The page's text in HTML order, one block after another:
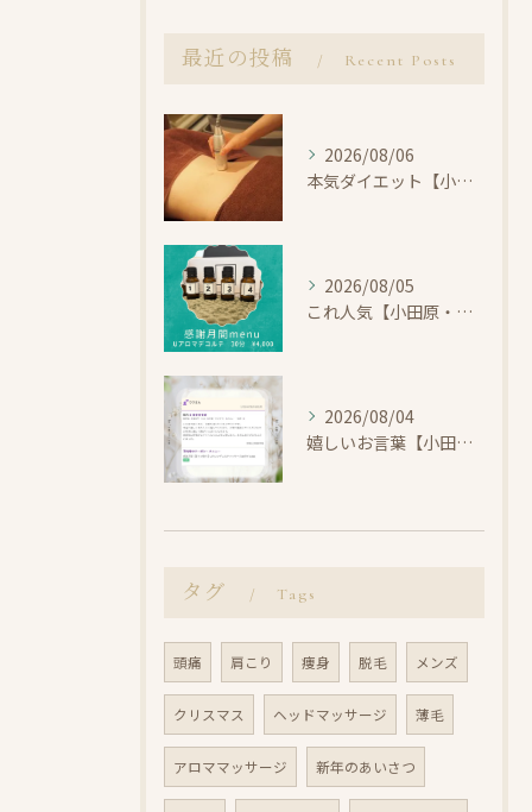
最近の投稿 Recent Posts
2026/08/06
本気ダイエット【小田原・エステ・痩身】
2026/08/05
これ人気【小田原・エステ・首コリ】
2026/08/04
嬉しいお言葉【小田原・エステ・Uアロマ】
タグ Tags
頭痛 肩こり 痩身 脱毛 メンズ
クリスマス ヘッドマッサージ 薄毛
アロママッサージ 新年のあいさつ